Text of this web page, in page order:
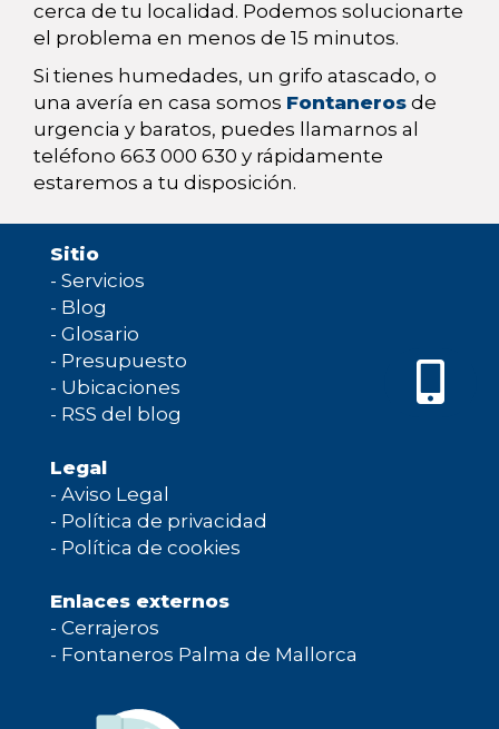
cerca de tu localidad. Podemos solucionarte
el problema en menos de 15 minutos.
Si tienes humedades, un grifo atascado, o
una avería en casa somos Fontaneros de
urgencia y baratos, puedes llamarnos al
teléfono 663 000 630 y rápidamente
estaremos a tu disposición.
Sitio
- Servicios
- Blog
- Glosario
- Presupuesto
- Ubicaciones
- RSS del blog
Legal
- Aviso Legal
- Política de privacidad
- Política de cookies
Enlaces externos
- Cerrajeros
- Fontaneros Palma de Mallorca